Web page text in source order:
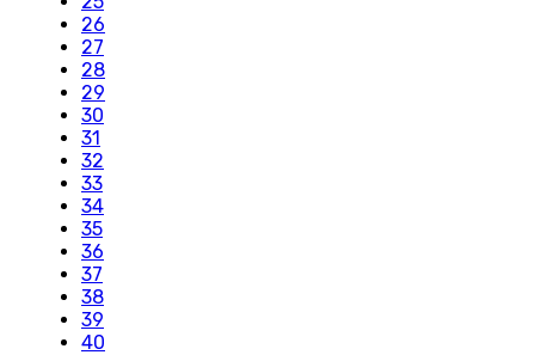
26
27
28
29
30
31
32
33
34
35
36
37
38
39
40